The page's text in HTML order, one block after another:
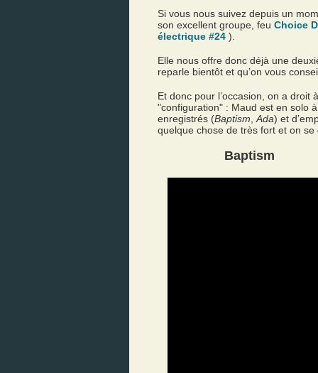
Si vous nous suivez depuis un
son excellent groupe, feu Choice
électrique #24 ).
Elle nous offre donc déjà une
reparle bientôt et qu’on vous
Et donc pour l’occasion, on a
"configuration" : Maud est en solo
enregistrés (Baptism Ada) et
quelque chose de très fort et on
Baptism